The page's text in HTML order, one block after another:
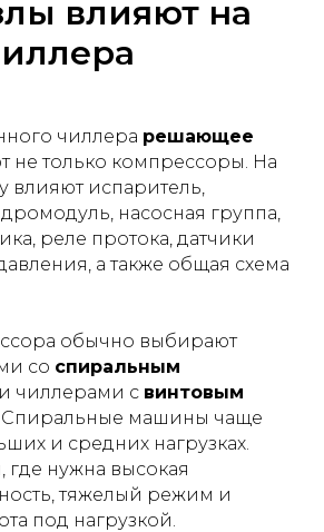
влияют на
чиллера решающее
не только компрессоры. На
влияют испаритель,
насосная группа,
реле протока, датчики
а также общая схема
обычно выбирают
со спиральным
чиллерами с винтовым
Спиральные машины чаще
и средних нагрузках.
где нужна высокая
тяжелый режим и
под нагрузкой.